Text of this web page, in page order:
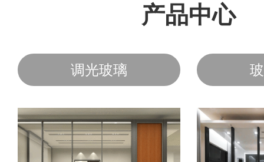
产品中心
调光玻璃